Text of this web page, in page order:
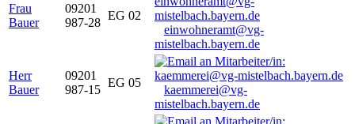
Frau
Bauer
09201
987-28
EG 02
einwohneramt@vg-
mistelbach.bayern.de
Herr
Bauer
09201
987-15
EG 05
kaemmerei@vg-
mistelbach.bayern.de